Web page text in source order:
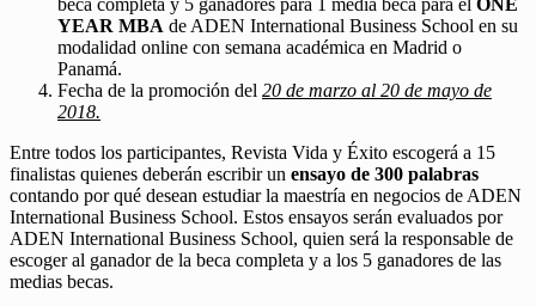
beca completa y 5 ganadores para 1 media beca para el ONE
YEAR MBA de ADEN International Business School en su
modalidad online con semana académica en Madrid o
Panamá.
Fecha de la promoción del 20 de marzo al 20 de mayo de
2018.
Entre todos los participantes, Revista Vida y Éxito escogerá a 15
finalistas quienes deberán escribir un ensayo de 300 palabras
contando por qué desean estudiar la maestría en negocios de ADEN
International Business School. Estos ensayos serán evaluados por
ADEN International Business School, quien será la responsable de
escoger al ganador de la beca completa y a los 5 ganadores de las
medias becas.